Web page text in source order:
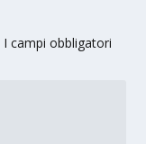
I campi obbligatori